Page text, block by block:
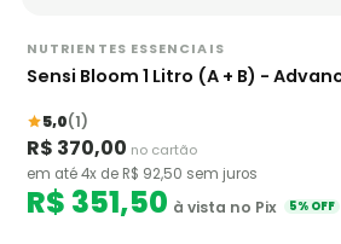
NUTRIENTES ESSENCIAIS
Sensi Bloom 1 Litro (A + B) -
5,0(1)
R$ 370,00 no cartão
em até 4x de R$ 92,50 sem juros
R$ 351,50 à vista no Pix 5% OFF